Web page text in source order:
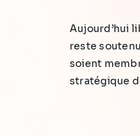
Aujourd’hui
reste
soient
stratégique